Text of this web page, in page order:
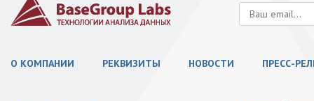
О КОМПАНИИ РЕКВИЗИТЫ НОВОСТИ ПРЕСС-